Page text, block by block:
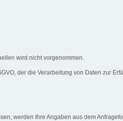
wird nicht vorgenommen.
der die Verarbeitung von Daten zur
werden Ihre Angaben aus dem